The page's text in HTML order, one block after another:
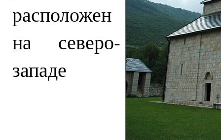
расположен
на северо-
западе